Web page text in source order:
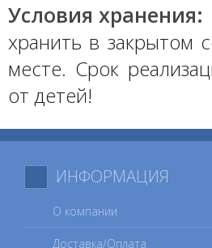
Условия хранения:
хранить в закрытом
месте. Срок
от детей!
ИНФОРМАЦИЯ
О компании
Доставка/Оплата